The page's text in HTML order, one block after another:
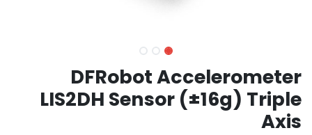
DFRobot Accelerometer
LIS2DH Sensor (±16g) Triple
Axis